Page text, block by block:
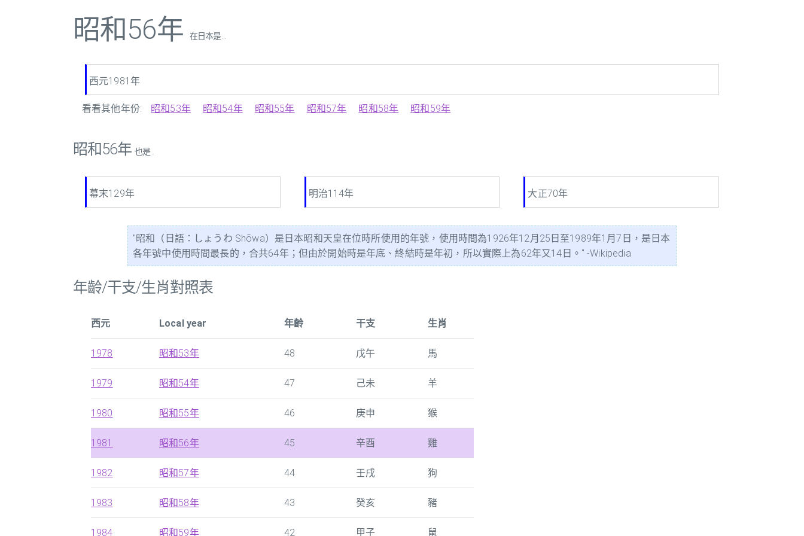
昭和56年 在日本是 ...
西元1981年
看看其他年份: 昭和53年 昭和54年 昭和55年 昭和57年 昭和58年 昭和59年
昭和56年 也是...
幕末129年 明治114年 大正70年
"昭和（日語：しょうわ Shōwa）是日本昭和天皇在位時所使用的年號，使用時間為1926年12月25日至1989年1月7日，是日本
各年號中使用時間最長的，合共64年；但由於開始時是年底、終結時是年初，所以實際上為62年又14日。" -Wikipedia
年齡/干支/生肖對照表
西元 Local year 年齡 干支 生肖
1978 昭和53年 48 戊午 馬
1979 昭和54年 47 己未 羊
1980 昭和55年 46 庚申 猴
1981 昭和56年 45 辛酉 雞
1982 昭和57年 44 壬戌 狗
1983 昭和58年 43 癸亥 豬
1984 昭和59年 42 甲子 鼠